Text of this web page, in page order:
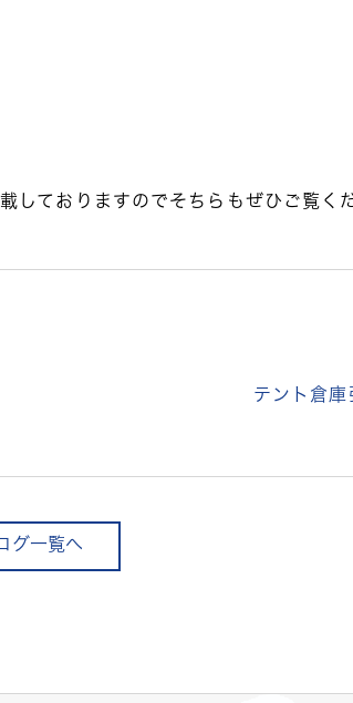
しておりますのでそちらもぜひご覧く
テント倉
グ一覧へ